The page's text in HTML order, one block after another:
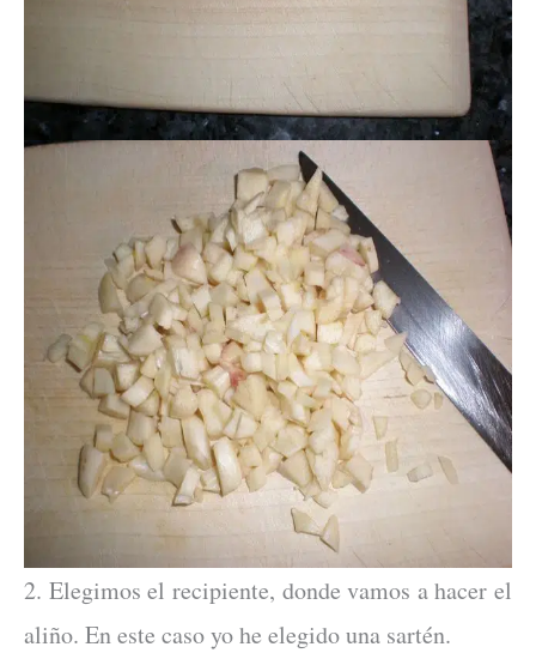
2. Elegimos el recipiente, donde vamos a hacer el
aliño. En este caso yo he elegido una sartén.